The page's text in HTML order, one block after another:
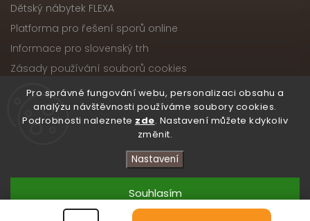
Pro správné fungování webu, personalizaci obsahu a
analýzu návštěvnosti používáme soubory cookies.
Podrobnosti naleznete zde. Nastavení můžete kdykoliv
změnit.
Nastavení
Souhlasím
Dětský nábytek FLEXA
Platforma pro řešení sporů online
Informace pro slovenský trh
Zásady používání souborů cookies
Copyright 2026Nábytek ATIKA, s.r.o.. Všechna práva
vyhrazena.
Upravit nastavení cookies